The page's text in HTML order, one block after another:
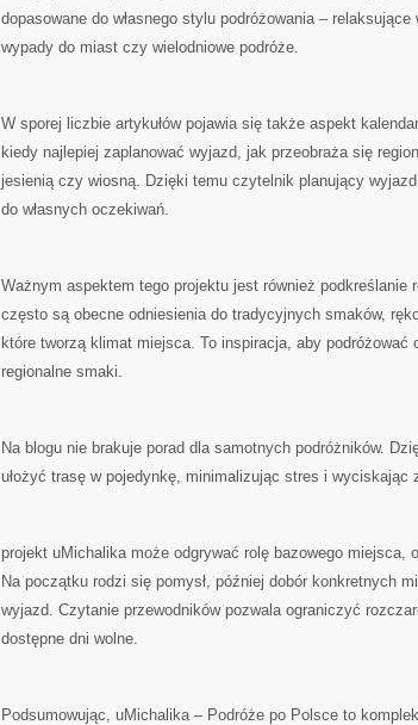
dopasowane do własnego stylu podróżowania –
wypady do miast czy wielodniowe podróże.
W sporej liczbie artykułów pojawia się także aspekt
kiedy najlepiej zaplanować wyjazd, jak przeobraża się
jesienią czy wiosną. Dzięki temu czytelnik planujący
do własnych oczekiwań.
Ważnym aspektem tego projektu jest również podkreślanie
często są obecne odniesienia do tradycyjnych smaków,
które tworzą klimat miejsca. To inspiracja, aby podróżować
regionalne smaki.
Na blogu nie brakuje porad dla samotnych podróżników.
ułożyć trasę w pojedynkę, minimalizując stres i wyciskając
projekt uMichalika może odgrywać rolę bazowego miejsca,
Na początku rodzi się pomysł, później dobór konkretnych
wyjazd. Czytanie przewodników pozwala ograniczyć
dostępne dni wolne.
Podsumowując, uMichalika – Podróże po Polsce to